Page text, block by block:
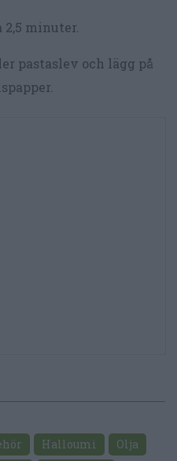
minuter.
pastaslev och lägg på
Halloumi
Olja